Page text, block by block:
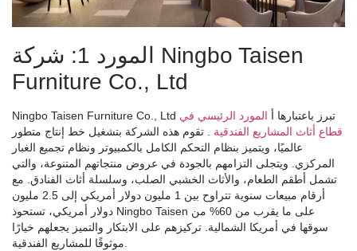
المورد 1: شركة Ningbo Taisen
Furniture Co., Ltd
Ningbo Taisen Furniture Co., Ltd تبرز باعتبارها أ المورد الرئيسي في
قطاع أثاث المشاريع الفندقية
. تقوم هذه الشركة بتشغيل خط إنتاج متطور
عالميًا، ويتميز بنظام التحكم الكامل بالكمبيوتر ونظام تجميع الغبار
المركزي. ويتجلى التزامهم بالجودة في عروض منتجاتهم المتنوعة، والتي
تشمل أطقم الطعام، والأثاث الخشبي الصلب، وسلسلة أثاث الفنادق. مع
أرقام مبيعات سنوية تتراوح بين 1 مليون دولار أمريكي إلى 2.5 مليون
دولار أمريكي، تستحوذ Ningbo Taisen على ما يقرب من 60% من
سوقها في أمريكا الشمالية. تركيزهم على الابتكار والتميز يجعلهم خيارًا